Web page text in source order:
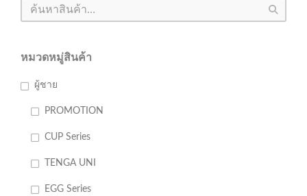
หมวดหมู่สินค้า
ผู้ชาย
PROMOTION
CUP Series
TENGA UNI
EGG Series